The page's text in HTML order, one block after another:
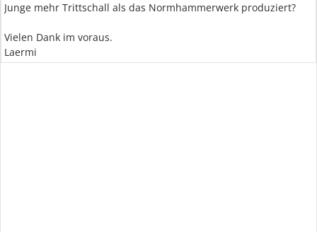
Junge mehr Trittschall als das Normhammerwerk produziert?
Vielen Dank im voraus.
Laermi